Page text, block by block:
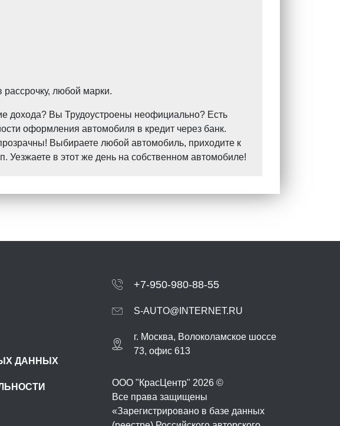
любой марки.
дохода? Вы Трудоустроены неофициально? Есть
оформления автомобиля в кредит через банк.
Выбираете любой автомобиль, приходите к
в этот же день на собственном автомобиле!
ДАННЫХ
+7-950-980-88-55
S-AUTO@INTERNET.RU
г. Москва, Волоколамское шоссе
73, офис 613
ООО "КрасЦентр" 2026 ©
Все права защищены
«Зарегистрировано в базе данных